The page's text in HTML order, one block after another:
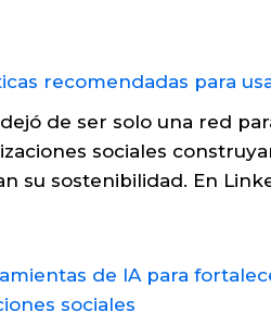
de ser solo una red
sociales
su sostenibilidad. En